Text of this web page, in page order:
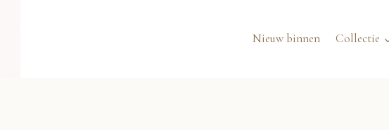
Nieuw binnen Collectie